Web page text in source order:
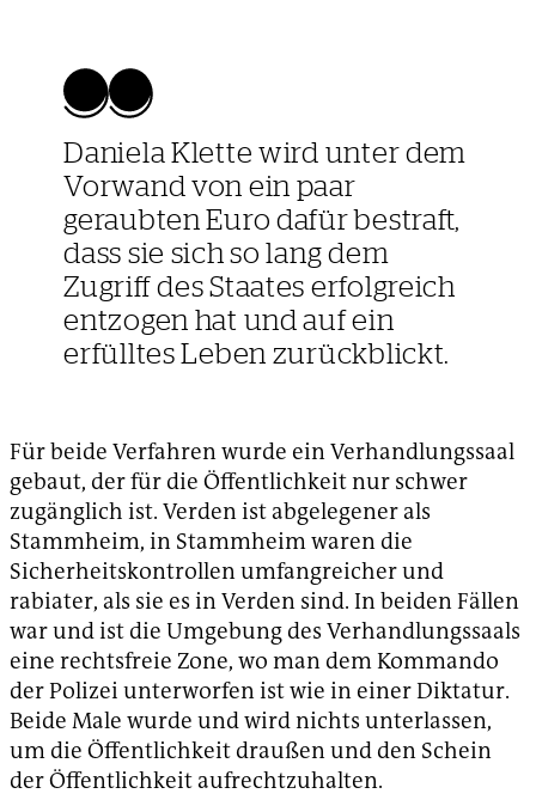
Daniela Klette wird unter dem
Vorwand von ein paar
geraubten Euro dafür bestraft,
dass sie sich so lang dem
Zugriff des Staates erfolgreich
entzogen hat und auf ein
erfülltes Leben zurückblickt.
Für beide Verfahren wurde ein Verhandlungssaal
gebaut, der für die Öffentlichkeit nur schwer
zugänglich ist. Verden ist abgelegener als
Stammheim, in Stammheim waren die
Sicherheitskontrollen umfangreicher und
rabiater, als sie es in Verden sind. In beiden Fällen
war und ist die Umgebung des Verhandlungssaals
eine rechtsfreie Zone, wo man dem Kommando
der Polizei unterworfen ist wie in einer Diktatur.
Beide Male wurde und wird nichts unterlassen,
um die Öffentlichkeit draußen und den Schein
der Öffentlichkeit aufrechtzuhalten.